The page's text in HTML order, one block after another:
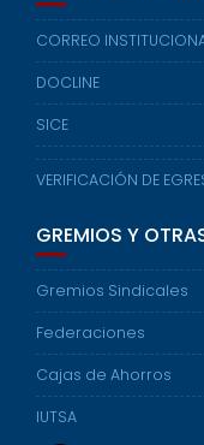
CORREO
DOCLINE
SICE
VERIFICACIÓN DE
GREMIOS Y
Gremios Sindicales
Federaciones
Cajas de Ahorros
IUTSA